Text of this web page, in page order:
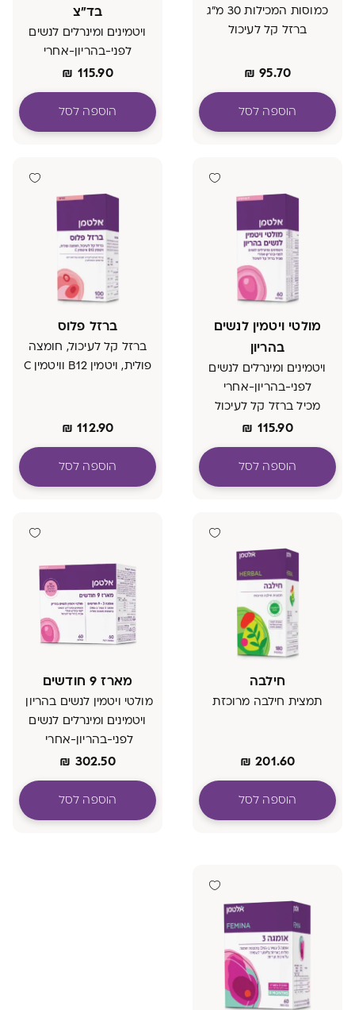
כמוסות המכילות 30 מ"ג
ברזל קל לעיכול
₪ 95.70
הוספה לסל
בד"צ
ויטמינים ומינרלים לנשים
לפני-בהריון-אחרי
₪ 115.90
הוספה לסל
מולטי ויטמין לנשים
בהריון
ויטמינים ומינרלים לנשים
לפני-בהריון-אחרי
מכיל ברזל קל לעיכול
₪ 115.90
הוספה לסל
ברזל פלוס
ברזל קל לעיכול, חומצה
פולית, ויטמין B12 וויטמין C
₪ 112.90
הוספה לסל
חילבה
תמצית חילבה מרוכזת
₪ 201.60
הוספה לסל
מארז 9 חודשים
מולטי ויטמין לנשים בהריון
ויטמינים ומינרלים לנשים
לפני-בהריון-אחרי
מכיל ברזל קל לעיכול
אומגה 3
אומגה 3 עשיר ב- DHA
₪ 302.50
הוספה לסל